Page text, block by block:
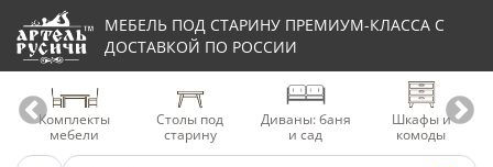
МЕБЕЛЬ ПОД СТАРИНУ ПРЕМИУМ-КЛАССА С
ДОСТАВКОЙ ПО РОССИИ
Комплекты
мебели
Столы под
старину
Диваны: баня
и сад
Шкафы и
комоды